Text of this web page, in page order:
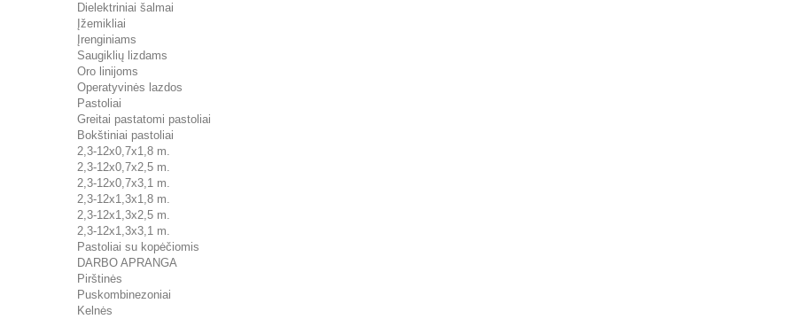
Dielektriniai šalmai
Įžemikliai
Įrenginiams
Saugiklių lizdams
Oro linijoms
Operatyvinės lazdos
Pastoliai
Greitai pastatomi pastoliai
Bokštiniai pastoliai
2,3-12x0,7x1,8 m.
2,3-12x0,7x2,5 m.
2,3-12x0,7x3,1 m.
2,3-12x1,3x1,8 m.
2,3-12x1,3x2,5 m.
2,3-12x1,3x3,1 m.
Pastoliai su kopėčiomis
DARBO APRANGA
Pirštinės
Puskombinezoniai
Kelnės